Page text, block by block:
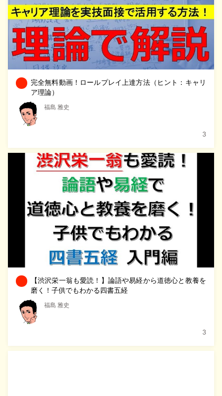
完全無料動画！ロールプレイ上達方法（ヒント：キャリ
ア理論）
福島 雅史
3
【渋沢栄一翁も愛読！】論語や易経から道徳心と教養を
磨く！子供でもわかる四書五経
福島 雅史
3